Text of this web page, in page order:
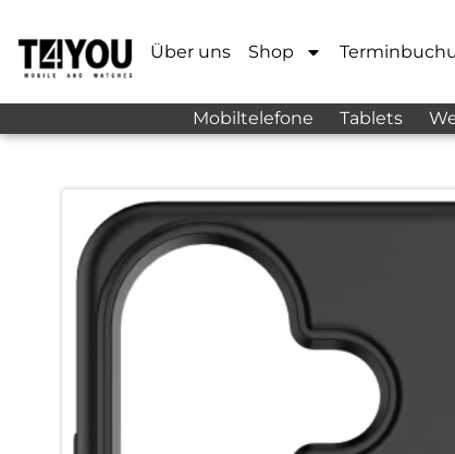
Über uns Shop
Mobiltelefone Tablets